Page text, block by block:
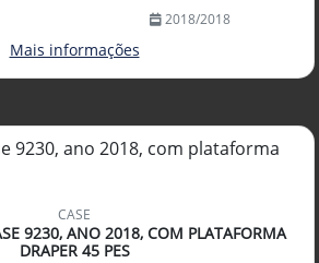
2018/2018
Mais informações
CASE
9230, ANO 2018, COM PLATAFORMA
DRAPER 45 PES